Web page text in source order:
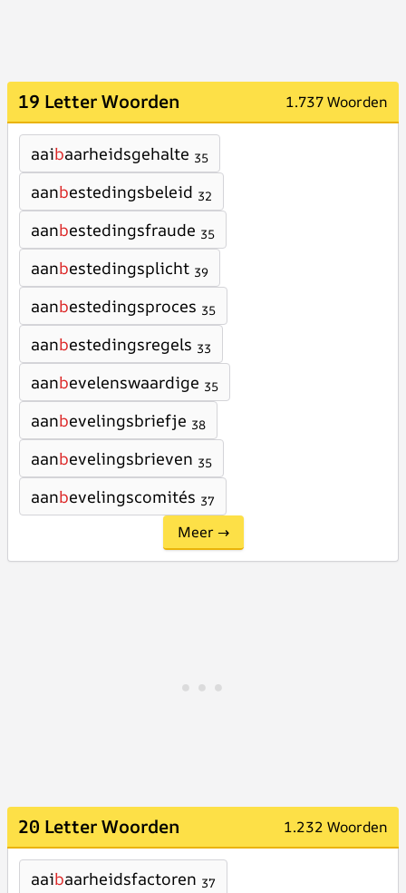
19 Letter Woorden 1.737 Woorden
aaibaarheidsgehalte 35
aanbestedingsbeleid 32
aanbestedingsfraude 35
aanbestedingsplicht 39
aanbestedingsproces 35
aanbestedingsregels 33
aanbevelenswaardige 35
aanbevelingsbriefje 38
aanbevelingsbrieven 35
aanbevelingscomités 37
Meer →
20 Letter Woorden 1.232 Woorden
aaibaarheidsfactoren 37